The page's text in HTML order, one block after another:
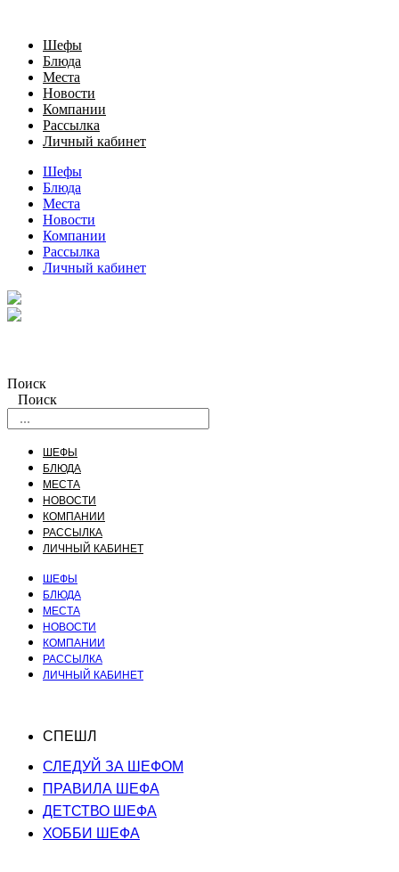
Шефы
Блюда
Места
Новости
Компании
Рассылка
Личный кабинет
Шефы
Блюда
Места
Новости
Компании
Рассылка
Личный кабинет
Поиск
Поиск
ШЕФЫ
БЛЮДА
МЕСТА
НОВОСТИ
КОМПАНИИ
РАССЫЛКА
ЛИЧНЫЙ КАБИНЕТ
ШЕФЫ
БЛЮДА
МЕСТА
НОВОСТИ
КОМПАНИИ
РАССЫЛКА
ЛИЧНЫЙ КАБИНЕТ
СПЕШЛ
СЛЕДУЙ ЗА ШЕФОМ
ПРАВИЛА ШЕФА
ДЕТСТВО ШЕФА
ХОББИ ШЕФА